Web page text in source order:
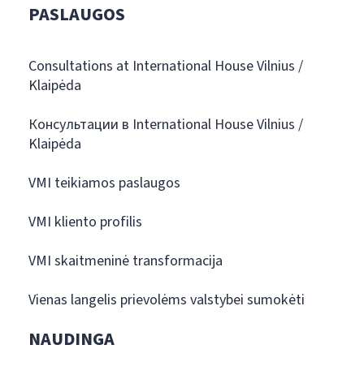
PASLAUGOS
Consultations at International House Vilnius /
Klaipėda
Консультации в International House Vilnius /
Klaipėda
VMI teikiamos paslaugos
VMI kliento profilis
VMI skaitmeninė transformacija
Vienas langelis prievolėms valstybei sumokėti
NAUDINGA